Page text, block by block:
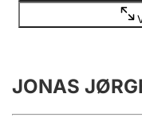
Årsregnskap
Innsending og
JONAS